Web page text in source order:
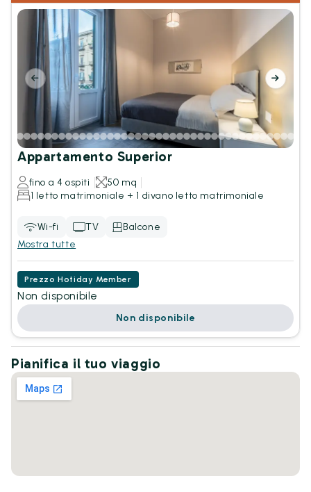
Appartamento Superior
fino a 4 ospiti
50 mq
1 letto matrimoniale + 1 divano letto matrimoniale
Wi-fi TV
Balcone
Mostra tutte
Prezzo Hotiday Member
Non disponibile
Non disponibile
Pianifica il tuo viaggio